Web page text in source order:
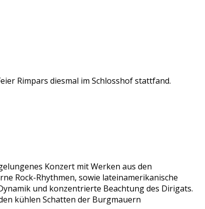
Rimpars diesmal im Schlosshof stattfand.
Konzert mit Werken aus den
Rock-Rhythmen, sowie lateinamerikanische
und konzentrierte Beachtung des Dirigats.
kühlen Schatten der Burgmauern